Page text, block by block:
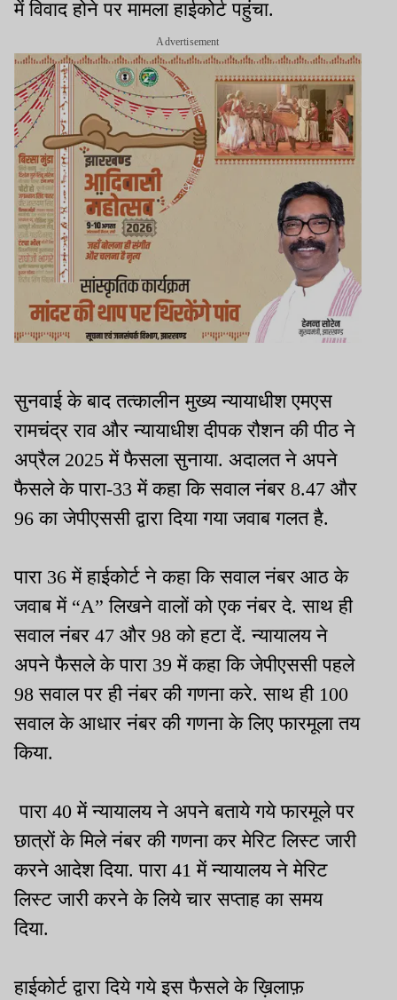
में विवाद होने पर मामला हाईकोर्ट पहुंचा.
Advertisement
सुनवाई के बाद तत्कालीन मुख्य न्यायाधीश एमएस
रामचंद्र राव और न्यायाधीश दीपक रौशन की पीठ ने
अप्रैल 2025 में फैसला सुनाया. अदालत ने अपने
फैसले के पारा-33 में कहा कि सवाल नंबर 8.47 और
96 का जेपीएससी द्वारा दिया गया जवाब गलत है.
पारा 36 में हाईकोर्ट ने कहा कि सवाल नंबर आठ के
जवाब में “A” लिखने वालों को एक नंबर दे. साथ ही
सवाल नंबर 47 और 98 को हटा दें. न्यायालय ने
अपने फैसले के पारा 39 में कहा कि जेपीएससी पहले
98 सवाल पर ही नंबर की गणना करे. साथ ही 100
सवाल के आधार नंबर की गणना के लिए फारमूला तय
किया.
पारा 40 में न्यायालय ने अपने बताये गये फारमूले पर
छात्रों के मिले नंबर की गणना कर मेरिट लिस्ट जारी
करने आदेश दिया. पारा 41 में न्यायालय ने मेरिट
लिस्ट जारी करने के लिये चार सप्ताह का समय
दिया.
हाईकोर्ट द्वारा दिये गये इस फैसले के ख़िलाफ़